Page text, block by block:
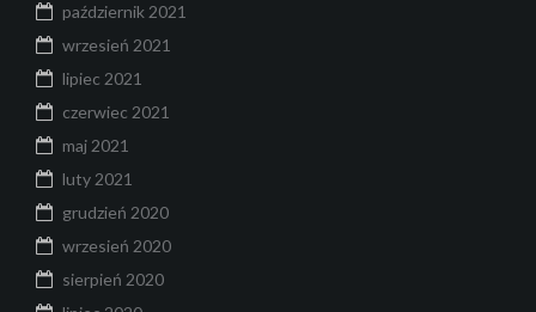
październik 2021
wrzesień 2021
lipiec 2021
czerwiec 2021
maj 2021
luty 2021
grudzień 2020
wrzesień 2020
sierpień 2020